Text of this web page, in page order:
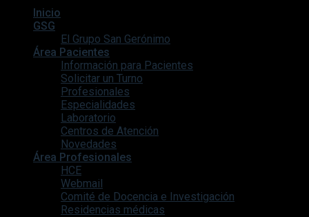
Inicio
GSG
El Grupo San Gerónimo
Área Pacientes
Información para Pacientes
Solicitar un Turno
Profesionales
Especialidades
Laboratorio
Centros de Atención
Novedades
Área Profesionales
HCE
Webmail
Comité de Docencia e Investigación
Residencias médicas